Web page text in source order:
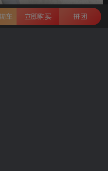
车 立即购买 拼团